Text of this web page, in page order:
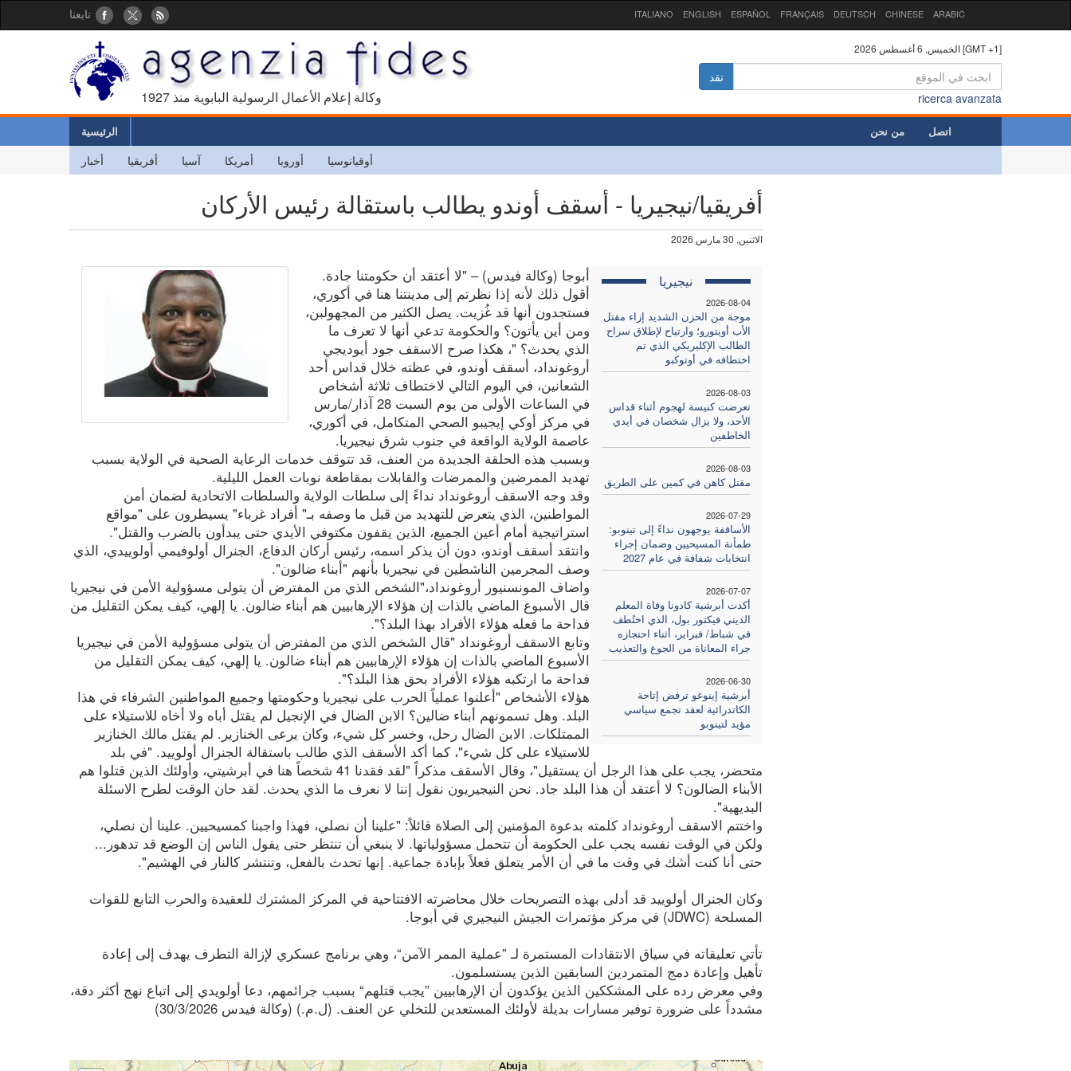
تابعنا ITALIANO ENGLISH ESPAÑOL FRANÇAIS DEUTSCH CHINESE ARABIC
1927 وكالة إعلام الأعمال الرسولية البابوية منذ
الخميس, 6 أغسطس 2026 [GMT +1]
تقد
ricerca avanzata
الرئيسية من نحن اتصل
أخبار أفريقيا آسيا أمريكا أوروبا أوقيانوسيا
أفريقيا/نيجيريا - أسقف أوندو يطالب باستقالة رئيس الأركان
الاثنين, 30 مارس 2026
نيجيريا
2026-08-04
موجة من الحزن الشديد إزاء مقتل
الأب أويتورو؛ وارتياح لإطلاق سراح
الطالب الإكليريكي الذي تم
اختطافه في أوتوكبو
2026-08-03
تعرضت كنيسة لهجوم أثناء قداس
الأحد، ولا يزال شخصان في أيدي
الخاطفين
2026-08-03
مقتل كاهن في كمين على الطريق
2026-07-29
الأساقفة يوجهون نداءً إلى تينوبو:
طمأنة المسيحيين وضمان إجراء
انتخابات شفافة في عام 2027
2026-07-07
أكدت أبرشية كادونا وفاة المعلم
الديني فيكتور بول، الذي اختُطف
في شباط/ فبراير، أثناء احتجازه
جراء المعاناة من الجوع والتعذيب
2026-06-30
أبرشية إينوغو ترفض إتاحة
الكاتدرائية لعقد تجمع سياسي
مؤيد لتينوبو
أبوجا (وكالة فيدس) – "لا أعتقد أن حكومتنا جادة.
أقول ذلك لأنه إذا نظرتم إلى مدينتنا هنا في أكوري،
فستجدون أنها قد غُزيت. يصل الكثير من المجهولبن،
ومن أين يأتون؟ والحكومة تدعي أنها لا تعرف ما
الذي يحدث؟ "، هكذا صرح الاسقف جود أيوديجي
أروغونداد، أسقف أوندو، في عظته خلال قداس أحد
الشعانين، في اليوم التالي لاختطاف ثلاثة أشخاص
في الساعات الأولى من يوم السبت 28 آذار/مارس
في مركز أوكي إيجيبو الصحي المتكامل، في أكوري،
عاصمة الولاية الواقعة في جنوب شرق نيجيريا.
وبسبب هذه الحلقة الجديدة من العنف، قد تتوقف خدمات الرعاية الصحية في الولاية بسبب
تهديد الممرضين والممرضات والقابلات بمقاطعة نوبات العمل الليلية.
وقد وجه الاسقف أروغونداد نداءً إلى سلطات الولاية والسلطات الاتحادية لضمان أمن
المواطنين، الذي يتعرض للتهديد من قبل ما وصفه بـ" أفراد غرباء" يسيطرون على "مواقع
استراتيجية أمام أعين الجميع، الذين يقفون مكتوفي الأيدي حتى يبدأون بالضرب والقتل".
وانتقد أسقف أوندو، دون أن يذكر اسمه، رئيس أركان الدفاع، الجنرال أولوفيمي أولوييدي، الذي
وصف المجرمين الناشطين في نيجيريا بأنهم "أبناء ضالون".
واضاف المونسنيور أروغونداد،"الشخص الذي من المفترض أن يتولى مسؤولية الأمن في نيجيريا
قال الأسبوع الماضي بالذات إن هؤلاء الإرهابيين هم أبناء ضالون. يا إلهي، كيف يمكن التقليل من
فداحة ما فعله هؤلاء الأفراد بهذا البلد؟".
وتابع الاسقف أروغونداد "قال الشخص الذي من المفترض أن يتولى مسؤولية الأمن في نيجيريا
الأسبوع الماضي بالذات إن هؤلاء الإرهابيين هم أبناء ضالون. يا إلهي، كيف يمكن التقليل من
فداحة ما ارتكبه هؤلاء الأفراد بحق هذا البلد؟".
هؤلاء الأشخاص "أعلنوا عملياً الحرب على نيجيريا وحكومتها وجميع المواطنين الشرفاء في هذا
البلد. وهل تسمونهم أبناء ضالين؟ الابن الضال في الإنجيل لم يقتل أباه ولا أخاه للاستيلاء على
الممتلكات. الابن الضال رحل، وخسر كل شيء، وكان يرعى الخنازير. لم يقتل مالك الخنازير
للاستيلاء على كل شيء"، كما أكد الأسقف الذي طالب باستقالة الجنرال أولوييد. "في بلد
متحضر، يجب على هذا الرجل أن يستقيل"، وقال الأسقف مذكراً "لقد فقدنا 41 شخصاً هنا في أبرشيتي، وأولئك الذين قتلوا هم
الأبناء الضالون؟ لا أعتقد أن هذا البلد جاد. نحن النيجيريون نقول إننا لا نعرف ما الذي يحدث. لقد حان الوقت لطرح الاسئلة
البديهية".
واختتم الاسقف أروغونداد كلمته بدعوة المؤمنين إلى الصلاة قائلاً: "علينا أن نصلي، فهذا واجبنا كمسيحيين. علينا أن نصلي،
ولكن في الوقت نفسه يجب على الحكومة أن تتحمل مسؤولياتها. لا ينبغي أن تنتظر حتى يقول الناس إن الوضع قد تدهور...
حتى أنا كنت أشك في وقت ما في أن الأمر يتعلق فعلاً بإبادة جماعية. إنها تحدث بالفعل، وتنتشر كالنار في الهشيم".
وكان الجنرال أولوييد قد أدلى بهذه التصريحات خلال محاضرته الافتتاحية في المركز المشترك للعقيدة والحرب التابع للقوات
المسلحة (JDWC) في مركز مؤتمرات الجيش النيجيري في أبوجا.
تأتي تعليقاته في سياق الانتقادات المستمرة لـ ”عملية الممر الآمن“، وهي برنامج عسكري لإزالة التطرف يهدف إلى إعادة
تأهيل وإعادة دمج المتمردين السابقين الذين يستسلمون.
وفي معرض رده على المشككين الذين يؤكدون أن الإرهابيين ”يجب قتلهم“ بسبب جرائمهم، دعا أولويدي إلى اتباع نهج أكثر دقة،
مشدداً على ضرورة توفير مسارات بديلة لأولئك المستعدين للتخلي عن العنف. (ل.م.) (وكالة فيدس 30/3/2026)